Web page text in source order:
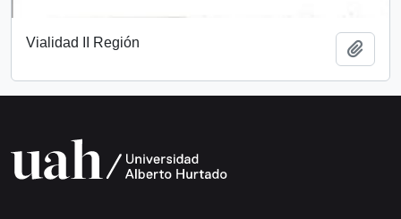
Vialidad II Región